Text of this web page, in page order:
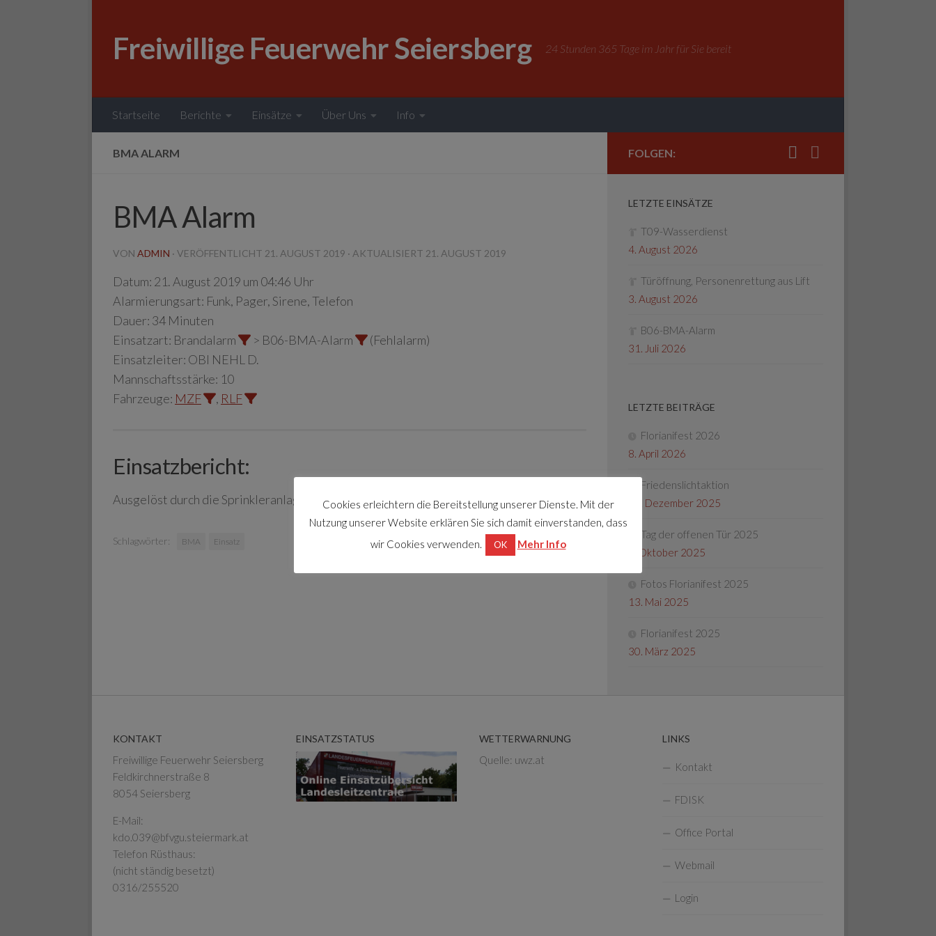
Freiwillige Feuerwehr Seiersberg 24 Stunden 365 Tage im Jahr für Sie bereit
Startseite Berichte Einsätze Über Uns Info
BMA ALARM
BMA Alarm
VON ADMIN · VERÖFFENTLICHT 21. AUGUST 2019 · AKTUALISIERT 21. AUGUST 2019
Datum: 21. August 2019 um 04:46 Uhr
Alarmierungsart: Funk, Pager, Sirene, Telefon
Dauer: 34 Minuten
Einsatzart: Brandalarm > B06-BMA-Alarm
(Fehlalarm)
Einsatzleiter: OBI NEHL D.
Mannschaftsstärke: 10
Fahrzeuge: MZF , RLF
Einsatzbericht:
Ausgelöst durch die Sprinkleranlage (Technisches Gebrechen)
Schlagwörter: BMA Einsatz
FOLGEN:
LETZTE EINSÄTZE
T09-Wasserdienst
4. August 2026
Türöffnung, Personenrettung aus Lift
3. August 2026
B06-BMA-Alarm
31. Juli 2026
LETZTE BEITRÄGE
Florianifest 2026
8. April 2026
Friedenslichtaktion
22. Dezember 2025
Tag der offenen Tür 2025
4. Oktober 2025
Fotos Florianifest 2025
13. Mai 2025
Florianifest 2025
30. März 2025
KONTAKT
Freiwillige Feuerwehr Seiersberg
Feldkirchnerstraße 8
8054 Seiersberg
E-Mail:
kdo.039@bfvgu.steiermark.at
Telefon Rüsthaus:
(nicht ständig besetzt)
0316/255520
EINSATZSTATUS WETTERWARNUNG
Quelle: uwz.at
LINKS
Kontakt
FDISK
Office Portal
Webmail
Login
Cookies erleichtern die Bereitstellung unserer Dienste. Mit der
Nutzung unserer Website erklären Sie sich damit einverstanden, dass
wir Cookies verwenden.
OK Mehr Info